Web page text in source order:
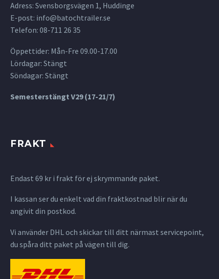
Adress: Svensborgsvägen 1, Huddinge
E-post: info@batochtrailer.se
Telefon: 08-711 26 35
Öppettider: Mån-Fre 09.00-17.00
Lördagar: Stängt
Söndagar: Stängt
Semesterstängt V29 (17-21/7)
FRAKT
Endast 69 kr i frakt för ej skrymmande paket.
I kassan ser du enkelt vad din fraktkostnad blir när du
angivit din postkod.
Vi använder DHL och skickar till ditt närmast servicepoint,
du spåra ditt paket på vägen till dig.